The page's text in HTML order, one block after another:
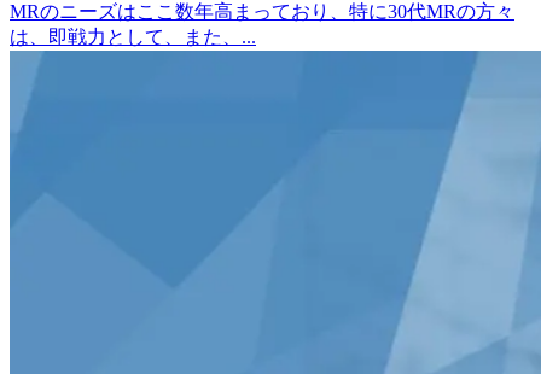
MRのニーズはここ数年高まっており、特に30代MRの方々
は、即戦力として、また、...